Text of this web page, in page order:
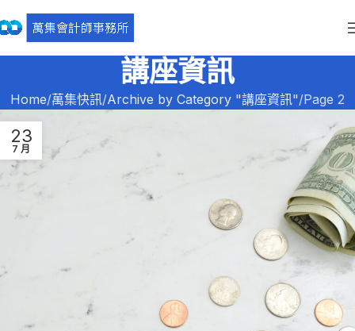
講座資訊
Home 萬集快訊 Archive by Category "講座資訊" Page 2
23
7 月